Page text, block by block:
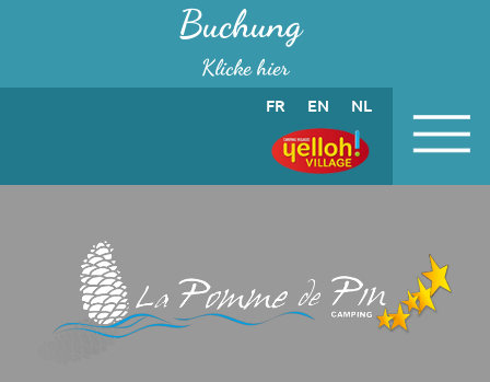
Buchung
Klicke hier
FR EN NL